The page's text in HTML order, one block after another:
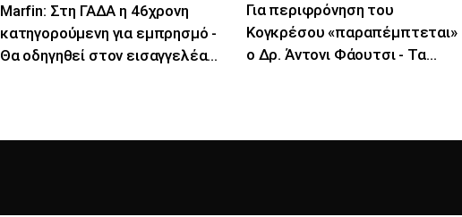
Marfin: Στη ΓΑΔΑ η 46χρονη
κατηγορούμενη για εμπρησμό -
Θα οδηγηθεί στον εισαγγελέα
Για περιφρόνηση του
Κογκρέσου «παραπέμπτεται»
ο Δρ. Άντονι Φάουτσι - Τα